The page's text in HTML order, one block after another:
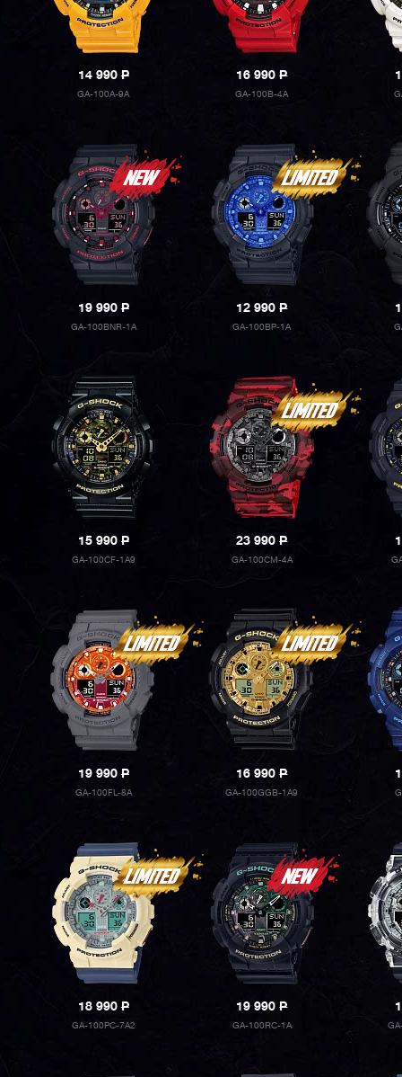
14 990P
GA-100A-9A
16 990P
GA-100B-4A
19 990P
GA-100BNR-1A
12 990P
GA-100BP-1A
15 990P
GA-100CF-1A9
23 990P
GA-100CM-4A
19 990P
GA-100FL-8A
16 990P
GA-100GGB-1A9
18 990P
GA-100PC-7A2
19 990P
GA-100RC-1A